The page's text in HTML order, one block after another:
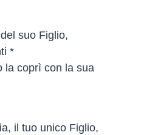
suo Figlio,
*
la coprì con la sua
il tuo unico Figlio,